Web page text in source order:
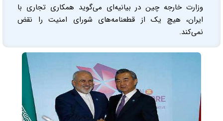
وزارت خارجه چین در بیانیه‌ای می‌گوید همکاری تجاری با
ایران، هیچ یک از قطعنامه‌های شورای امنیت را نقض
نمی‌کند.